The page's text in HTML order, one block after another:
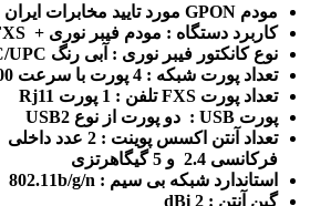
مودم GPON مورد تایید مخابرات ایران
کاربرد دستگاه : مودم فیبر نوری + Wi-Fi + FXS
نوع کانکتور فیبر نوری : آبی رنگ SC/UPC
تعداد پورت شبکه : 4 پورت با سرعت 10/100/1000
تعداد پورت FXS تلفن : 1 پورت Rj11
پورت USB : دو پورت از نوع USB2
تعداد آنتن اکسس
فرکانسی 2.4 و 5 گیگاهرتزی
استاندارد شبکه بی سیم : 802.11b/g/n
گین آنتن : 2 dBi